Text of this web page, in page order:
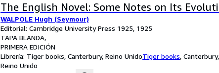
The English Novel: Some Notes on Its
WALPOLE Hugh (Seymour)
Editorial: Cambridge University Press 1925, 1925
TAPA BLANDA
PRIMERA EDICIÓN
Librería: Tiger books, Canterbury, Reino UnidoTiger books, Canterbury,
Reino Unido